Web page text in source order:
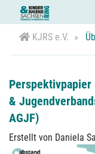
KJRS e.V.
&
AGJF)
Erstellt von Daniela